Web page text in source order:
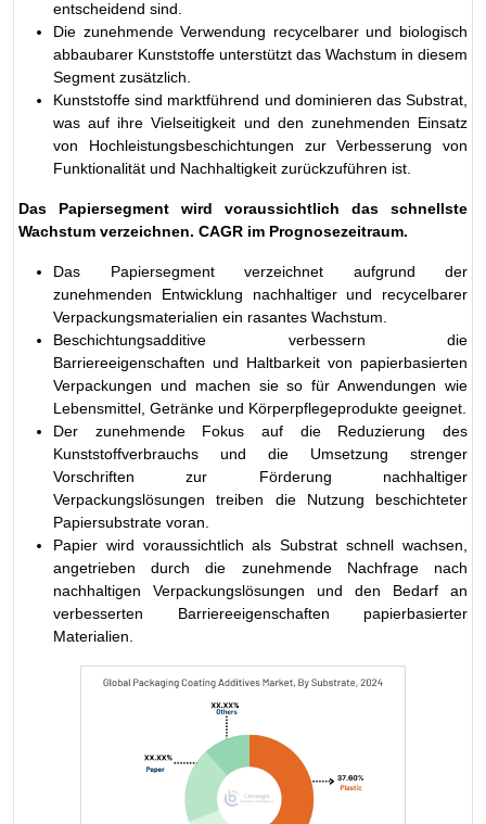
entscheidend sind.
Die zunehmende Verwendung recycelbarer und biologisch
abbaubarer Kunststoffe unterstützt das Wachstum in diesem
Segment zusätzlich.
Kunststoffe sind marktführend und dominieren das Substrat,
was auf ihre Vielseitigkeit und den zunehmenden Einsatz
von Hochleistungsbeschichtungen zur Verbesserung von
Funktionalität und Nachhaltigkeit zurückzuführen ist.
Das Papiersegment wird voraussichtlich das schnellste
Wachstum verzeichnen. CAGR im Prognosezeitraum.
Das Papiersegment verzeichnet aufgrund der
zunehmenden Entwicklung nachhaltiger und recycelbarer
Verpackungsmaterialien ein rasantes Wachstum.
Beschichtungsadditive verbessern die
Barriereeigenschaften und Haltbarkeit von papierbasierten
Verpackungen und machen sie so für Anwendungen wie
Lebensmittel, Getränke und Körperpflegeprodukte geeignet.
Der zunehmende Fokus auf die Reduzierung des
Kunststoffverbrauchs und die Umsetzung strenger
Vorschriften zur Förderung nachhaltiger
Verpackungslösungen treiben die Nutzung beschichteter
Papiersubstrate voran.
Papier wird voraussichtlich als Substrat schnell wachsen,
angetrieben durch die zunehmende Nachfrage nach
nachhaltigen Verpackungslösungen und den Bedarf an
verbesserten Barriereeigenschaften papierbasierter
Materialien.